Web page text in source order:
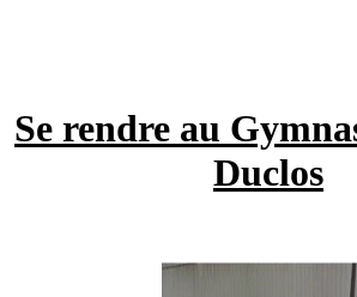
Se rendre au
Duclos